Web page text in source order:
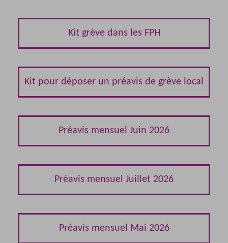
Kit grève dans les FPH
Kit pour déposer un préavis de grève local
Préavis mensuel Juin 2026
Préavis mensuel Juillet 2026
Préavis mensuel Mai 2026